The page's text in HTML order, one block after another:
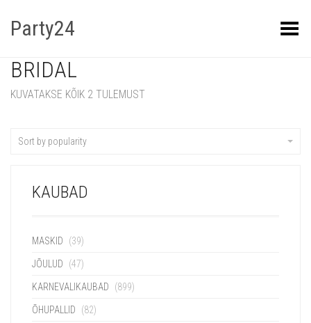
Party24 Kuva menüü
BRIDAL
KUVATAKSE KÕIK 2 TULEMUST
Sort by popularity
KAUBAD
MASKID (39)
JÕULUD (47)
KARNEVALIKAUBAD (899)
ÕHUPALLID (82)